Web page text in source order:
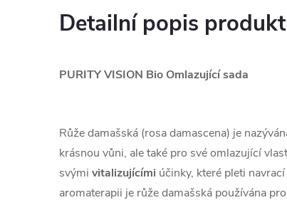
Detailní popis
PURITY VISION Bio Omlazující sada
Růže damašská (rosa damascena) je
krásnou vůni, ale také pro své omlazující
svými vitalizujícími účinky, které pleti navrací
aromaterapii je růže damašská používána